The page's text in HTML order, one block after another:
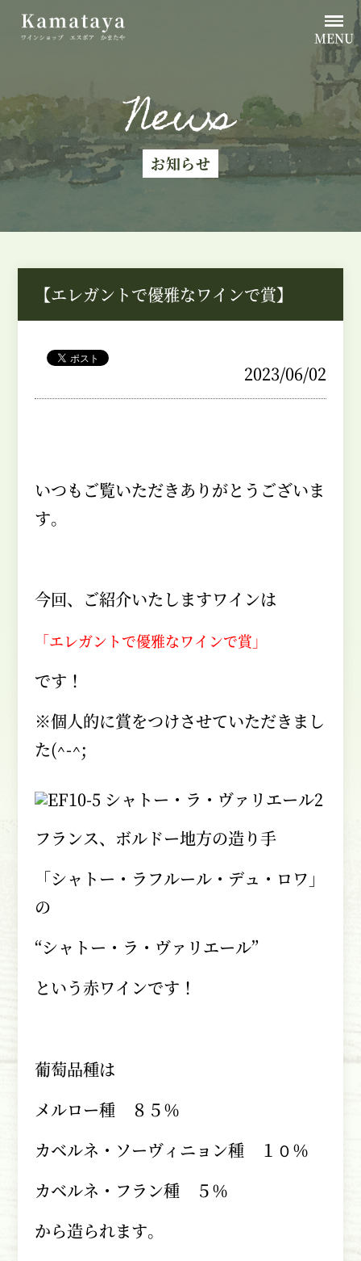
MENU
News
お知らせ
【エレガントで優雅なワインで賞】
2023/06/02
いつもご覧いただきありがとうございま
す。
今回、ご紹介いたしますワインは
「エレガントで優雅なワインで賞」
です！
※個人的に賞をつけさせていただきまし
た(^-^;
フランス、ボルドー地方の造り手
「シャトー・ラフルール・デュ・ロワ」
の
“シャトー・ラ・ヴァリエール”
という赤ワインです！
葡萄品種は
メルロー種 ８５％
カベルネ・ソーヴィニョン種 １０％
カベルネ・フラン種 ５％
から造られます。